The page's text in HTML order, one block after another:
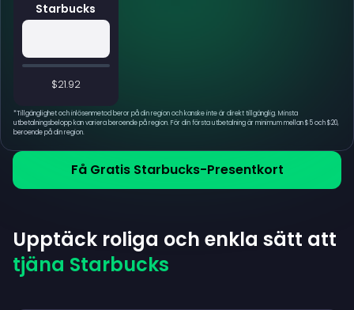
Få Gratis Starbucks-Presentkort
Starbucks
$21.92
*Tillgänglighet och inlösenmetod beror på din region och kanske inte är direkt tillgänglig. Minsta
utbetalningsbelopp kan variera beroende på region. För din första utbetalning är minimum mellan $5 och $20,
beroende på din region.
Upptäck roliga och enkla sätt att
tjäna Starbucks